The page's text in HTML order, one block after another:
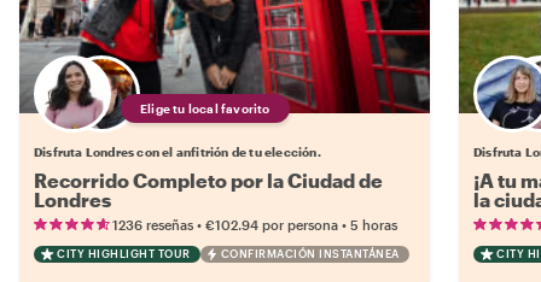
Elige tu local favorito
Disfruta Londres con el anfitrión de tu elección.
Recorrido Completo por la Ciudad de
Londres
1236 reseñas • €102.94 por persona • 5 horas
CITY HIGHLIGHT TOUR CONFIRMACIÓN INSTANTÁNEA
Disfruta
¡A tu
la
CITY